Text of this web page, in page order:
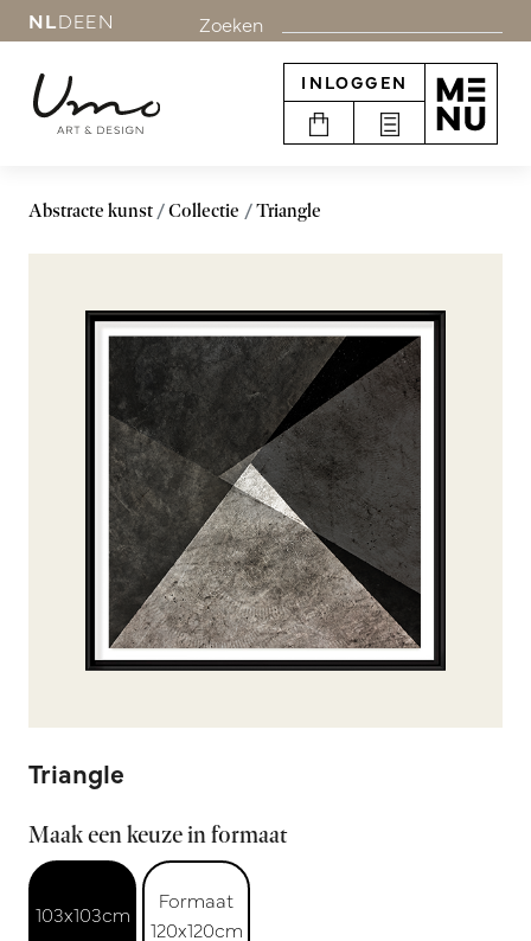
NLDEEN Zoeken
INLOGGEN
Abstracte kunst Collectie Triangle
Triangle
Maak een keuze in formaat
103x103cm
Formaat
120x120cm